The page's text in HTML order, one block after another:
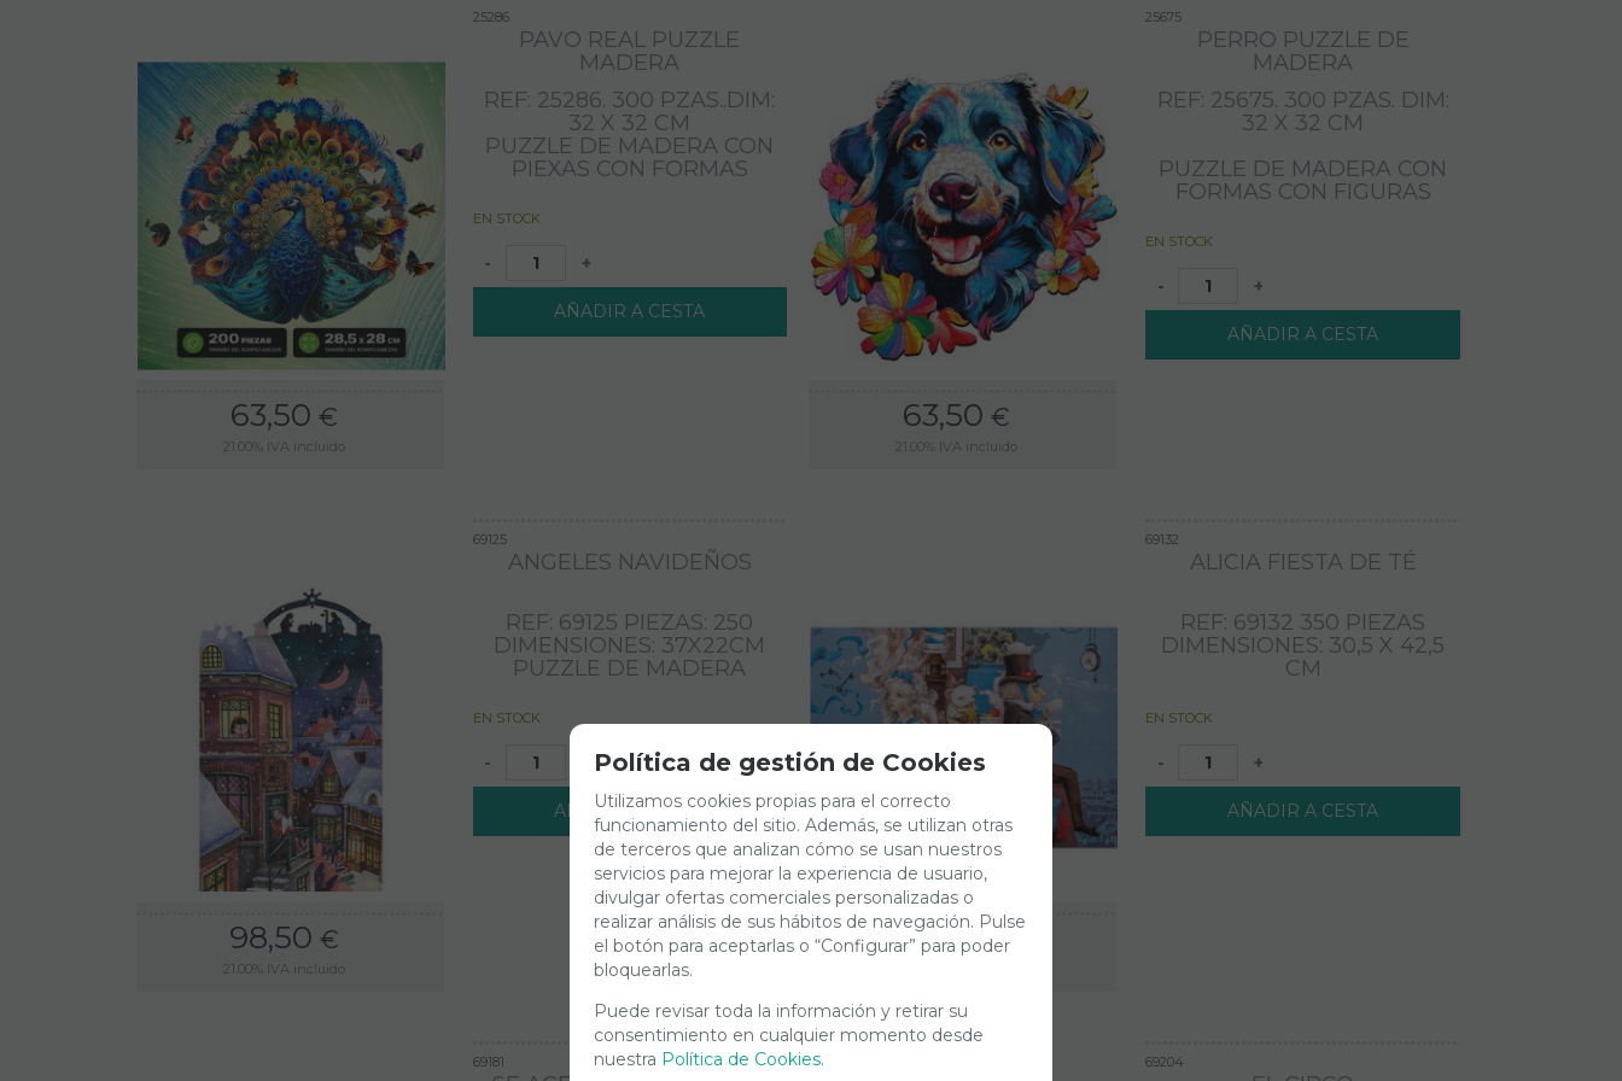
63,50 €
21.00% IVA incluido
25286
PAVO REAL PUZZLE
MADERA
REF: 25286. 300 PZAS..DIM:
32 X 32 CM
PUZZLE DE MADERA CON
PIEXAS CON FORMAS
EN STOCK
- +
AÑADIR A CESTA
63,50 €
21.00% IVA incluido
25675
PERRO PUZZLE DE
MADERA
REF: 25675. 300 PZAS. DIM:
32 X 32 CM
PUZZLE DE MADERA CON
FORMAS CON FIGURAS
EN STOCK
- +
AÑADIR A CESTA
98,50 €
21.00% IVA incluido
69125
ANGELES NAVIDEÑOS
REF: 69125 PIEZAS: 250
DIMENSIONES: 37X22CM
PUZZLE DE MADERA
EN STOCK
-
AÑADIR A CESTA
192,20 €
69132
ALICIA FIESTA DE TÉ
REF: 69132 350 PIEZAS
DIMENSIONES: 30,5 X 42,5
CM
EN STOCK
- +
AÑADIR A CESTA
69181 69204
Política de gestión de Cookies
Utilizamos cookies propias para el correcto
funcionamiento del sitio. Además, se utilizan otras
de terceros que analizan cómo se usan nuestros
servicios para mejorar la experiencia de usuario,
divulgar ofertas comerciales personalizadas o
realizar análisis de sus hábitos de navegación. Pulse
el botón para aceptarlas o “Configurar” para poder
bloquearlas.
Puede revisar toda la información y retirar su
consentimiento en cualquier momento desde
nuestra Política de Cookies.